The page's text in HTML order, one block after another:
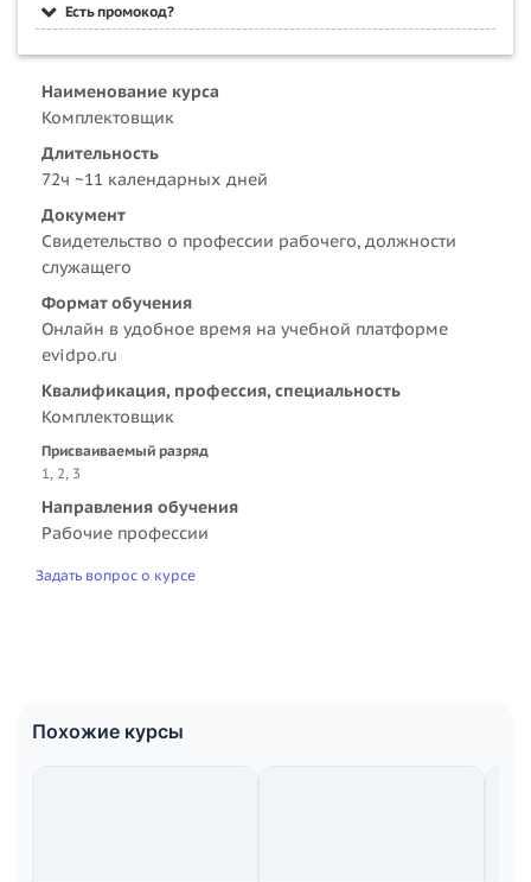
Есть промокод?
Наименование курса
Комплектовщик
Длительность
72ч ~11 календарных дней
Документ
Свидетельство о профессии рабочего, должности
служащего
Формат обучения
Онлайн в удобное время на учебной платформе
evidpo.ru
Квалификация, профессия, специальность
Комплектовщик
Присваиваемый разряд
1, 2, 3
Направления обучения
Рабочие профессии
Задать вопрос о курсе
Похожие курсы